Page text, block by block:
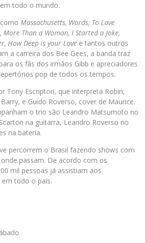
todo o mundo.
Massachusetts, Words, To Love
More Than a Woman, I Started a Joke,
How Deep is your Love e tantos outros
a carreira dos Bee Gees, a banda traz
os fãs dos irmãos Gibb e apreciadores
pop de todos os tempos.
Tony Escriptori, que interpreta Robin,
e Guido Roverso, cover de Maurice.
o trio são Leandro Matsumoto no
na guitarra, Leandro Roverso no
na bateria.
percorrem o Brasil fazendo shows com
passam. De acordo com os
mil pessoas já assistiam aos
em todo o país.